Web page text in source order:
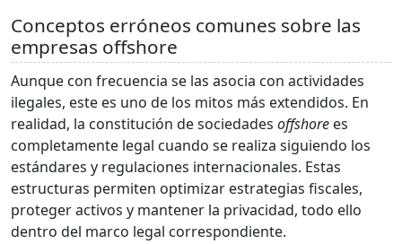
Conceptos erróneos comunes sobre las
empresas offshore
Aunque con frecuencia se las asocia con actividades
ilegales, este es uno de los mitos más extendidos. En
realidad, la constitución de sociedades offshore es
completamente legal cuando se realiza siguiendo los
estándares y regulaciones internacionales. Estas
estructuras permiten optimizar estrategias fiscales,
proteger activos y mantener la privacidad, todo ello
dentro del marco legal correspondiente.